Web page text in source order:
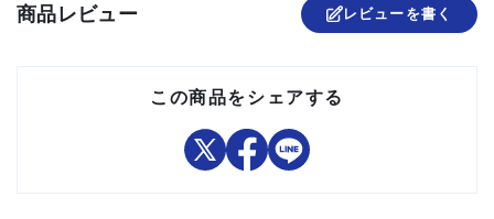
商品レビュー レビューを書く
この商品をシェアする